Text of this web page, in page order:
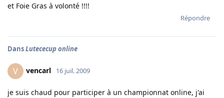
et Foie Gras à volonté !!!!
Répondre
DansLutececup online
V vencarl 16 juil. 2009
je suis chaud pour participer à un championnat online, j'ai